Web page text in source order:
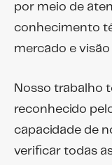
por meio de
conhecimento
mercado e
Nosso trabalho
reconhecido
capacidade de
verificar todas